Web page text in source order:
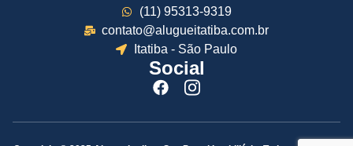
(11) 95313-9319
contato@alugueitatiba.com.br
Itatiba - São Paulo
Social